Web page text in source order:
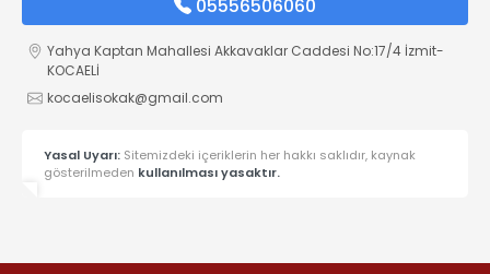
05556506060
Yahya Kaptan Mahallesi Akkavaklar Caddesi No:17/4 İzmit-
KOCAELİ
kocaelisokak@gmail.com
Yasal Uyarı: Sitemizdeki içeriklerin her hakkı saklıdır, kaynak
gösterilmeden kullanılması yasaktır.